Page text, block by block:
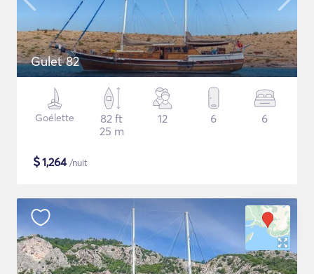
Gulet 82
Goélette
82 ft
25 m
12 6 6
$1,264/nuit